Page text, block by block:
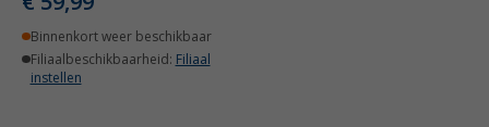
Binnenkort weer beschikbaar
Filiaalbeschikbaarheid: Filiaal
instellen